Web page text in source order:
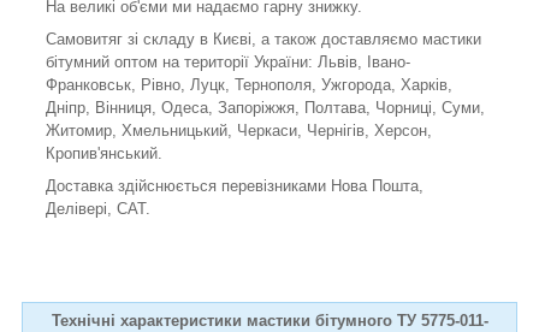
Технічні характеристики мастики бітумного ТУ 5775-011-
На великі об'єми ми надаємо гарну знижку.
Самовитяг зі складу в Києві, а також доставляємо мастики
бітумний оптом на території України: Львів, Івано-
Франковськ, Рівно, Луцк, Тернополя, Ужгорода, Харків,
Дніпр, Вінниця, Одеса, Запоріжжя, Полтава, Чорниці, Суми,
Житомир, Хмельницький, Черкаси, Чернігів, Херсон,
Кропив'янський.
Доставка здійснюється перевізниками Нова Пошта,
Делівері, САТ.